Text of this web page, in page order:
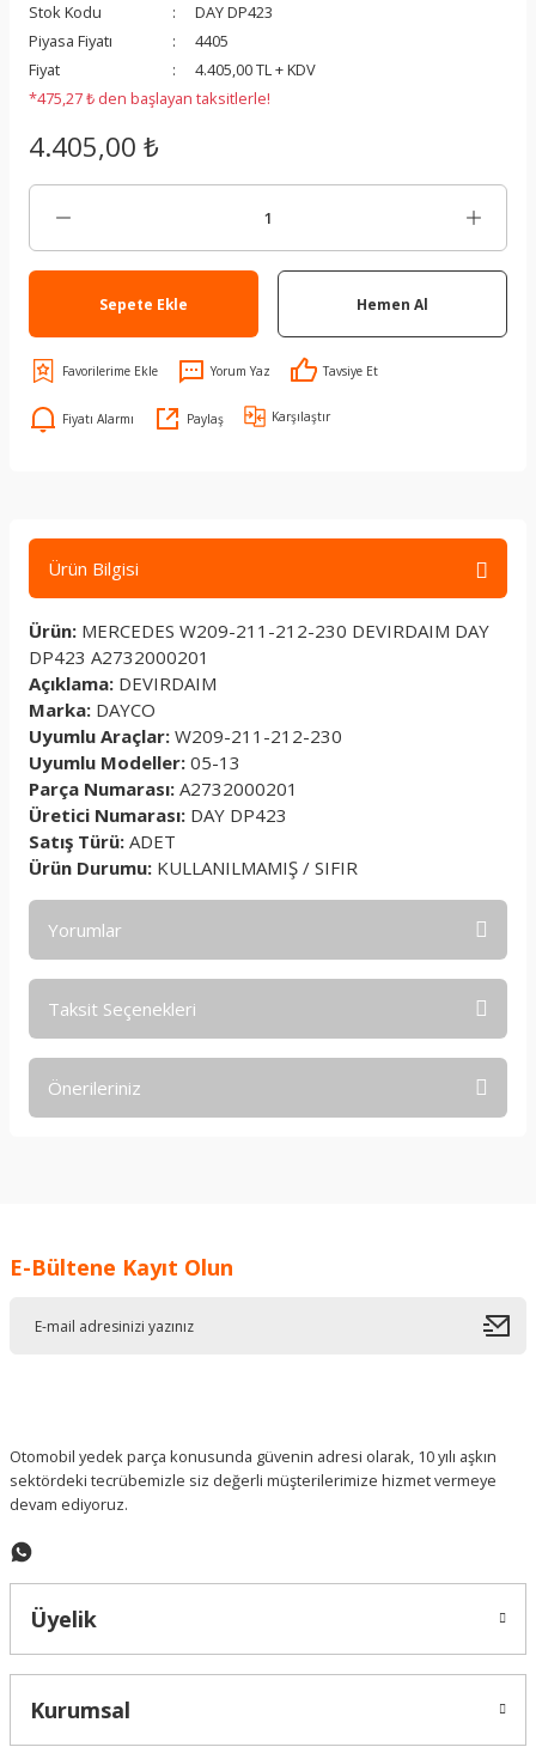
Stok Kodu
DAY DP423
Piyasa Fiyatı
4405
Fiyat
4.405,00 TL + KDV
*475,27 ₺ den başlayan taksitlerle!
4.405,00 ₺
Sepete Ekle Hemen Al
Yorum Yaz Tavsiye Et
Fiyatı Alarmı Paylaş Karşılaştır
Ürün Bilgisi
Ürün: MERCEDES W209-211-212-230 DEVIRDAIM DAY
DP423 A2732000201
Açıklama: DEVIRDAIM
Marka: DAYCO
Uyumlu Araçlar: W209-211-212-230
Uyumlu Modeller: 05-13
Parça Numarası: A2732000201
Üretici Numarası: DAY DP423
Satış Türü: ADET
Ürün Durumu: KULLANILMAMIŞ / SIFIR
Yorumlar
Taksit Seçenekleri
Önerileriniz
Ürün resmi kalitesiz, bozuk veya görüntülenemiyor.
E-Bültene Kayıt Olun
Otomobil yedek parça konusunda güvenin adresi olarak, 10 yılı aşkın
sektördeki tecrübemizle siz değerli müşterilerimize hizmet vermeye
devam ediyoruz.
Üyelik
Kurumsal